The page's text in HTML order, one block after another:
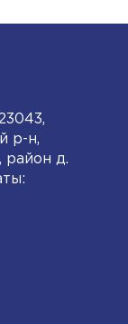
р-н,
район д.